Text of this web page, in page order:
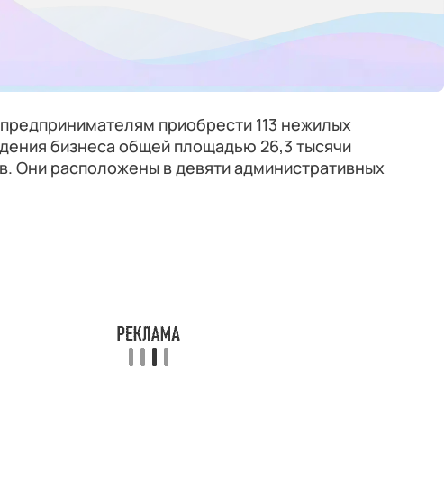
приобрести 113 нежилых
бизнеса общей площадью 26,3 тысячи
Они расположены в девяти административных